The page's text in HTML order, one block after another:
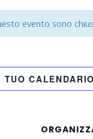
evento sono
TUO CALENDARIO